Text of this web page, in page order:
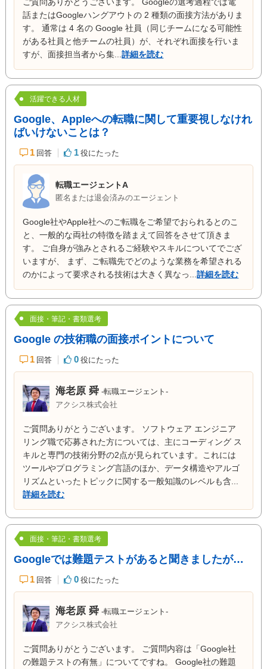
ご質問ありがとうございます。 Googleの選考過程では電
話またはGoogleハングアウトの 2 種類の面接方法がありま
す。 通常は 4 名の Google 社員（同じチームになる可能性
がある社員と他チームの社員）が、それぞれ面接を行いま
すが、面接担当者から集...詳細を読む
活躍できる人材
Google、Appleへの転職に関して重要視しなけれ
ばいけないことは？
1 回答 1 役にたった
転職エージェントA
匿名または退会済みのエージェント
Google社やApple社へのご転職をご希望でおられるとのこ
と、一般的な両社の特徴を踏まえて回答をさせて頂きま
す。 ご自身が強みとされるご経験やスキルについてでござ
いますが、 まず、ご転職先でどのような業務を希望される
のかによって要求される技術は大きく異なっ...詳細を読む
面接・筆記・書類選考
Google の技術職の面接ポイントについて
1 回答 0 役にたった
海老原 舜 -転職エージェント-
アクシス株式会社
ご質問ありがとうございます。 ソフトウェア エンジニア
リング職で応募された方については、主にコーディング ス
キルと専門の技術分野の2点が見られています。これには
ツールやプログラミング言語のほか、データ構造やアルゴ
リズムといったトピックに関する一般知識のレベルも含...
詳細を読む
面接・筆記・書類選考
Googleでは難題テストがあると聞きましたが…
1 回答 0 役にたった
海老原 舜 -転職エージェント-
アクシス株式会社
ご質問ありがとうございます。 ご質問内容は「Google社
の難題テストの有無」についてですね。 Google社の難題